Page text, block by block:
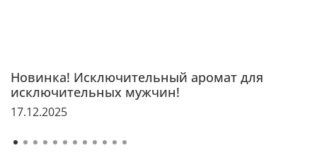
Новинка! Исключительный аромат для
исключительных мужчин!
17.12.2025